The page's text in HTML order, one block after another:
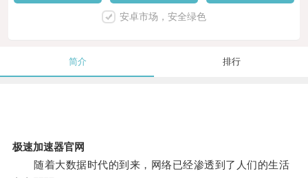
安卓市场，安全绿色
简介 排行
极速加速器官网
随着大数据时代的到来，网络已经渗透到了人们的生活